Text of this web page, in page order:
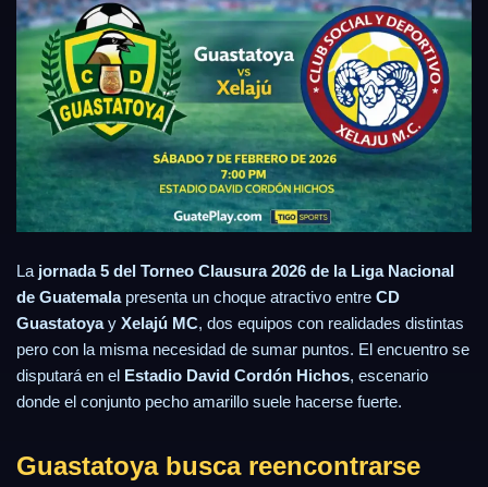
La jornada 5 del Torneo Clausura 2026 de la Liga Nacional
de Guatemalapresenta un choque atractivo entre CD
Guastatoyay Xelajú MC, dos equipos con realidades distintas
pero con la misma necesidad de sumar puntos. El encuentro se
disputará en el Estadio David Cordón Hichos, escenario
donde el conjunto pecho amarillo suele hacerse fuerte.
Guastatoya busca reencontrarse